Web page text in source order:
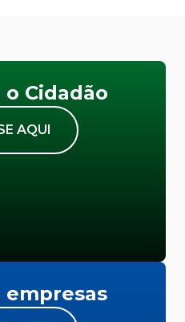
Cidadão
AQUI
empresas